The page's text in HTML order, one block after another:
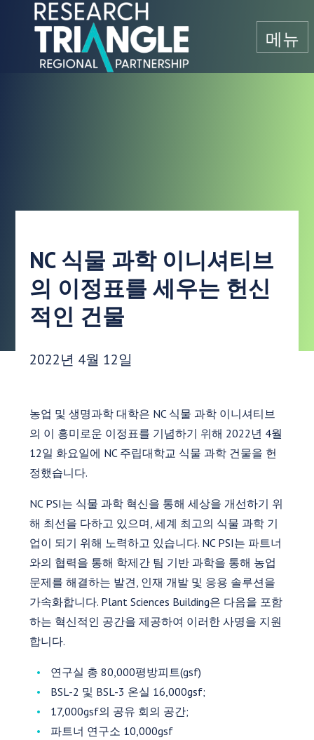
콘텐츠로 건너뛰기
메뉴
NC 식물 과학 이니셔티브
의 이정표를 세우는 헌신
적인 건물
게시 날짜:
2022년 4월 12일
농업 및 생명과학 대학은 NC 식물 과학 이니셔티브
의 이 흥미로운 이정표를 기념하기 위해 2022년 4월
12일 화요일에 NC 주립대학교 식물 과학 건물을 헌
정했습니다.
NC PSI는 식물 과학 혁신을 통해 세상을 개선하기 위
해 최선을 다하고 있으며, 세계 최고의 식물 과학 기
업이 되기 위해 노력하고 있습니다. NC PSI는 파트너
와의 협력을 통해 학제간 팀 기반 과학을 통해 농업
문제를 해결하는 발견, 인재 개발 및 응용 솔루션을
가속화합니다. Plant Sciences Building은 다음을 포함
하는 혁신적인 공간을 제공하여 이러한 사명을 지원
합니다.
연구실 총 80,000평방피트(gsf)
BSL-2 및 BSL-3 온실 16,000gsf;
17,000gsf의 공유 회의 공간;
파트너 연구소 10,000gsf